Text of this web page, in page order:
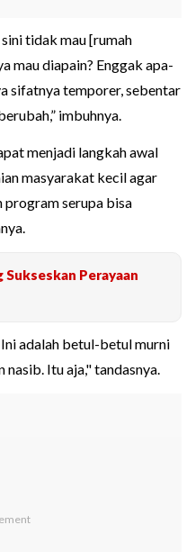
tidak mau [rumah
mau diapain? Enggak apa-
sifatnya temporer, sebentar
imbuhnya.
menjadi langkah awal
masyarakat kecil agar
program serupa bisa
Perayaan
adalah betul-betul murni
Itu aja," tandasnya.